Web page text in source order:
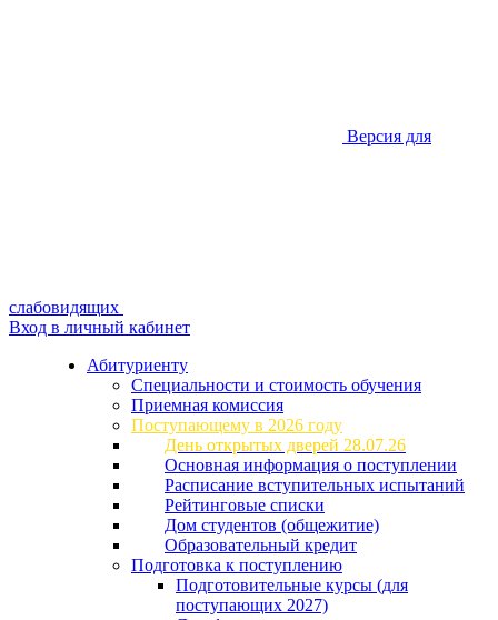
Версия для
слабовидящих
Вход в личный кабинет
Абитуриенту
Специальности и стоимость обучения
Приемная комиссия
Поступающему в 2026 году
День открытых дверей 28.07.26
Основная информация о поступлении
Расписание вступительных испытаний
Рейтинговые списки
Дом студентов (общежитие)
Образовательный кредит
Подготовка к поступлению
Подготовительные курсы (для
поступающих 2027)